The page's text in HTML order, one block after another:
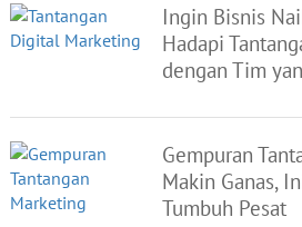
Ingin Bisnis
Hadapi
dengan Tim
Gempuran
Makin Ganas,
Tumbuh Pesat